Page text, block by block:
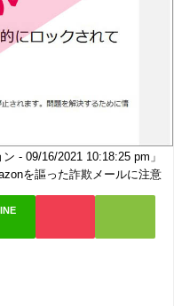
- 09/16/2021 10:18:25 pm」
を謳った詐欺メールに注意